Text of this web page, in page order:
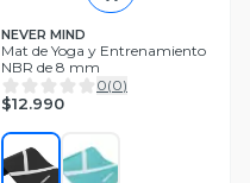
NEVER MIND
Mat de Yoga y Entrenamiento
NBR de 8 mm
0(0)
$12.990